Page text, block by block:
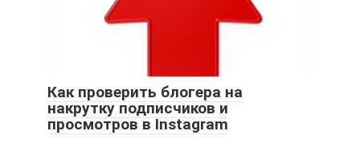
Как проверить блогера на
накрутку подписчиков и
просмотров в Instagram